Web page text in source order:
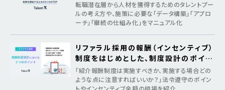
転職潜在層から人材を獲得するためのタレントプー
ルの考え方や、施策に必要な「データ構築」「アプロ
ーチ」「継続の仕組み化」をマニュアル化
リファラル採用の報酬（インセンティブ）
制度をはじめとした、制度設計のポイン
ト
「紹介報酬制度は実施すべきか、実施する場合どの
ような点に注意すればいいか？」法令遵守のポイン
トやインセンティブ金額の相場を紹介